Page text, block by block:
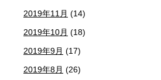
2019年11月 (14)
2019年10月 (18)
2019年9月 (17)
2019年8月 (26)